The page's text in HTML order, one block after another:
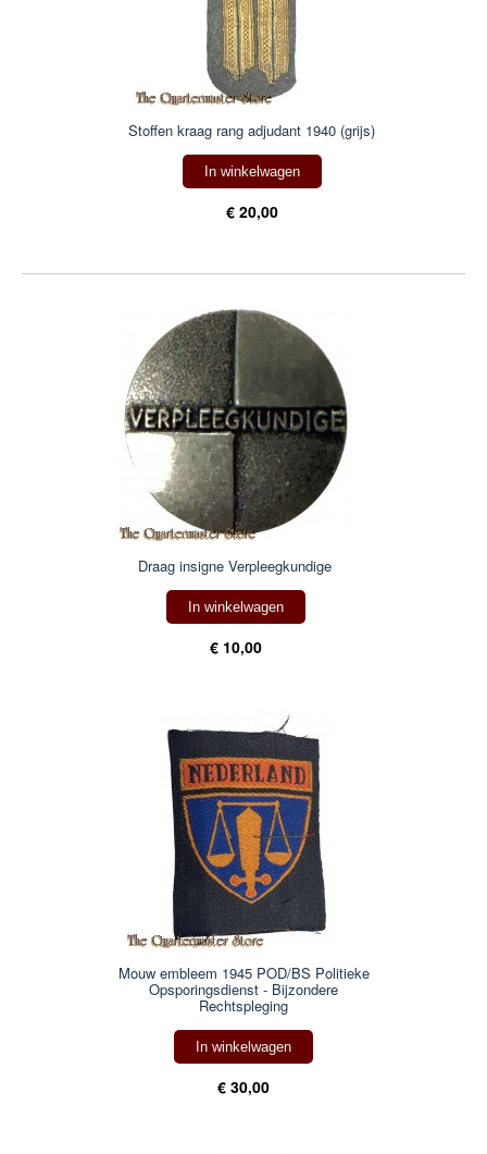
Stoffen kraag rang adjudant 1940 (grijs)
In winkelwagen
€ 20,00
Draag insigne Verpleegkundige
In winkelwagen
€ 10,00
Mouw embleem 1945 POD/BS Politieke
Opsporingsdienst - Bijzondere
Rechtspleging
In winkelwagen
€ 30,00